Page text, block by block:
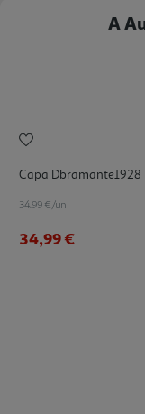
A
Capa Dbramante1928
34.99 €/un
34,99 €